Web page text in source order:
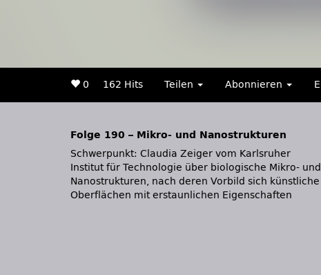
0 162 Hits Teilen Abonnieren
Folge 190 – Mikro- und Nanostrukturen
Schwerpunkt: Claudia Zeiger vom Karlsruher
Institut für Technologie über biologische Mikro- und
Nanostrukturen, nach deren Vorbild sich künstliche
Oberflächen mit erstaunlichen Eigenschaften
herstellen lassen || Nachrichten: Erste
Nahaufnahmen von Pluto | Buckyballs in